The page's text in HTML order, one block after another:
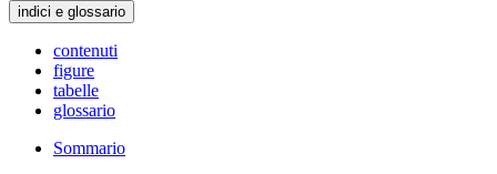
indici e glossario
contenuti
figure
tabelle
glossario
Sommario